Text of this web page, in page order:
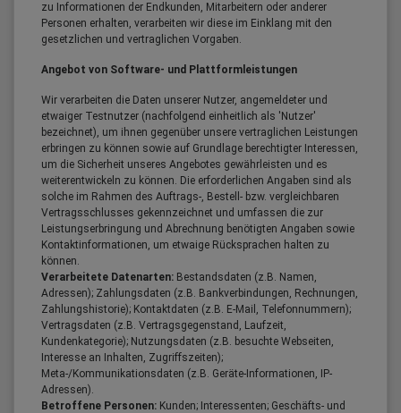
zu Informationen der Endkunden, Mitarbeitern oder anderer
Personen erhalten, verarbeiten wir diese im Einklang mit den
gesetzlichen und vertraglichen Vorgaben.
Angebot von Software- und Plattformleistungen
Wir verarbeiten die Daten unserer Nutzer, angemeldeter und
etwaiger Testnutzer (nachfolgend einheitlich als 'Nutzer'
bezeichnet), um ihnen gegenüber unsere vertraglichen Leistungen
erbringen zu können sowie auf Grundlage berechtigter Interessen,
um die Sicherheit unseres Angebotes gewährleisten und es
weiterentwickeln zu können. Die erforderlichen Angaben sind als
solche im Rahmen des Auftrags-, Bestell- bzw. vergleichbaren
Vertragsschlusses gekennzeichnet und umfassen die zur
Leistungserbringung und Abrechnung benötigten Angaben sowie
Kontaktinformationen, um etwaige Rücksprachen halten zu
können.
Verarbeitete Datenarten: Bestandsdaten (z.B. Namen,
Adressen); Zahlungsdaten (z.B. Bankverbindungen, Rechnungen,
Zahlungshistorie); Kontaktdaten (z.B. E-Mail, Telefonnummern);
Vertragsdaten (z.B. Vertragsgegenstand, Laufzeit,
Kundenkategorie); Nutzungsdaten (z.B. besuchte Webseiten,
Interesse an Inhalten, Zugriffszeiten);
Meta-/Kommunikationsdaten (z.B. Geräte-Informationen, IP-
Adressen).
Betroffene Personen: Kunden; Interessenten; Geschäfts- und